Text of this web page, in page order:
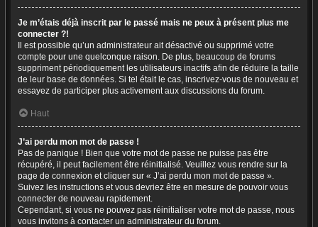
Je m’étais déjà inscrit par le passé mais ne peux à présent plus me
connecter ?!
Il est possible qu’un administrateur ait désactivé ou supprimé votre
compte pour une quelconque raison. De plus, beaucoup de forums
suppriment périodiquement les utilisateurs inactifs afin de réduire la taille
de leur base de données. Si tel était le cas, inscrivez-vous de nouveau et
essayez de participer plus activement aux discussions du forum.
Haut
J’ai perdu mon mot de passe !
Pas de panique ! Bien que votre mot de passe ne puisse pas être
récupéré, il peut facilement être réinitialisé. Veuillez vous rendre sur la
page de connexion et cliquer sur « J’ai perdu mon mot de passe ».
Suivez les instructions et vous devriez être en mesure de pouvoir vous
connecter de nouveau rapidement.
Cependant, si vous ne pouvez pas réinitialiser votre mot de passe, nous
vous invitons à contacter un administrateur du forum.